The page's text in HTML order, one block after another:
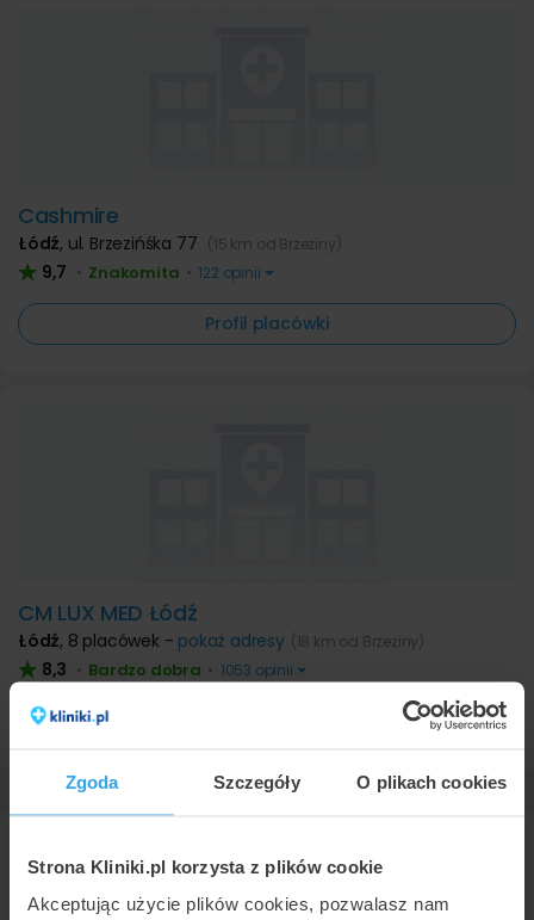
Zgoda Szczegóły O plikach cookies
Strona Kliniki.pl korzysta z plików cookie
Akceptując użycie plików cookies, pozwalasz nam
Cashmire
Łódź, ul. Brzezińśka 77 (15 km od Brzeziny)
9,7 • Znakomita • 122 opinii
Profil placówki
CM LUX MED Łódź
Łódź, 8 placówek - pokaż adresy (18 km od Brzeziny)
8,3 • Bardzo dobra • 1053 opinii
Leczenie nadżerek szyjki macicy
najbliżej Brzeziny - cena